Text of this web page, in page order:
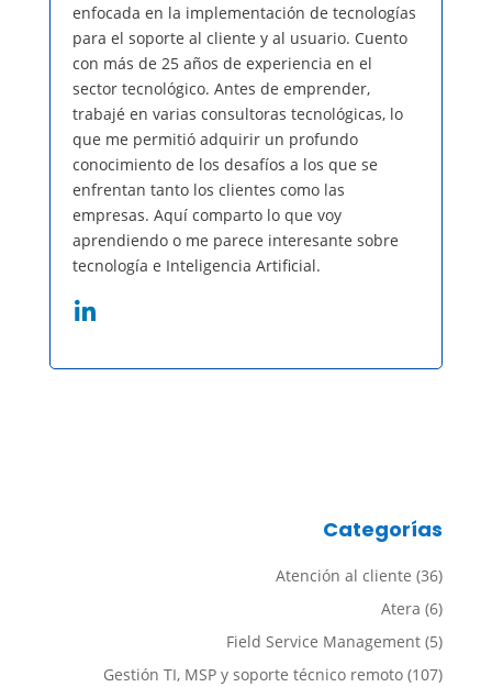
enfocada en la implementación de tecnologías
para el soporte al cliente y al usuario. Cuento
con más de 25 años de experiencia en el
sector tecnológico. Antes de emprender,
trabajé en varias consultoras tecnológicas, lo
que me permitió adquirir un profundo
conocimiento de los desafíos a los que se
enfrentan tanto los clientes como las
empresas. Aquí comparto lo que voy
aprendiendo o me parece interesante sobre
tecnología e Inteligencia Artificial.
Categorías
Atención al cliente (36)
Atera (6)
Field Service Management (5)
Gestión TI, MSP y soporte técnico remoto (107)